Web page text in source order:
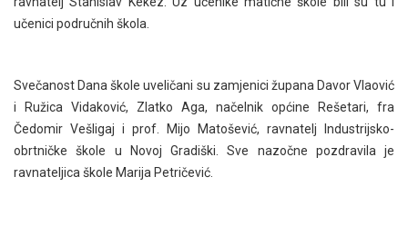
učenici područnih škola.
Svečanost Dana škole uveličani su zamjenici župana Davor Vlaović
i Ružica Vidaković, Zlatko Aga, načelnik općine Rešetari, fra
Čedomir Vešligaj i prof. Mijo Matošević, ravnatelj Industrijsko-
obrtničke škole u Novoj Gradiški. Sve nazočne pozdravila je
ravnateljica škole Marija Petričević.